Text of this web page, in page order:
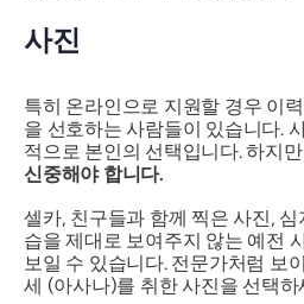
사진
특히 온라인으로 지원할 경우 이
을 선호하는 사람들이 있습니다.
적으로 본인의 선택입니다. 하지만
신중해야 합니다.
셀카, 친구들과 함께 찍은 사진,
습을 제대로 보여주지 않는 예전
보일 수 있습니다. 전문가처럼 보
세 (아사나)를 취한 사진을 선택하